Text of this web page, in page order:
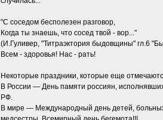
"С соседом бесполезен разговор,
Когда ты знаешь, что сосед твой - вор..."
(И.Гуливер, "Титраэктория быдовщины" гл.6
Всем - здоровья! Нас - рать!
Некоторые праздники, которые еще
В России — День памяти россиян,
РФ.
В мире — Международный день детей,